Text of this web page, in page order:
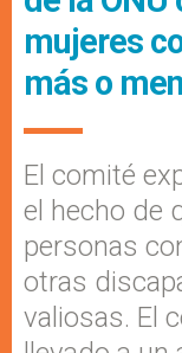
mujeres
más o
El comité
el hecho de
personas
otras
valiosas. El